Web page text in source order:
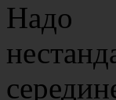
Надо